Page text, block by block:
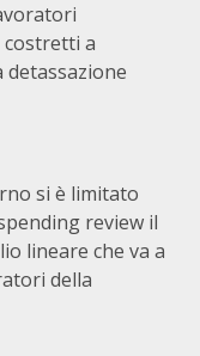
a
si è limitato
review il
lineare che va a
della